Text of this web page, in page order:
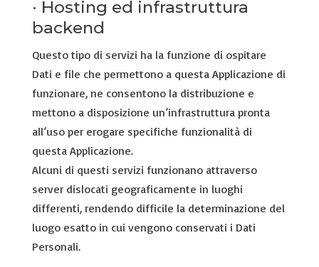
· Hosting ed infrastruttura
backend
Questo tipo di servizi ha la funzione di ospitare
Dati e file che permettono a questa Applicazione di
funzionare, ne consentono la distribuzione e
mettono a disposizione un’infrastruttura pronta
all’uso per erogare specifiche funzionalità di
questa Applicazione.
Alcuni di questi servizi funzionano attraverso
server dislocati geograficamente in luoghi
differenti, rendendo difficile la determinazione del
luogo esatto in cui vengono conservati i Dati
Personali.